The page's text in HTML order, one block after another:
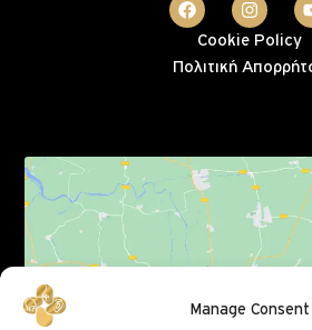
Manage Consent
Cookie Policy
Πολιτική
Click to accept marketing